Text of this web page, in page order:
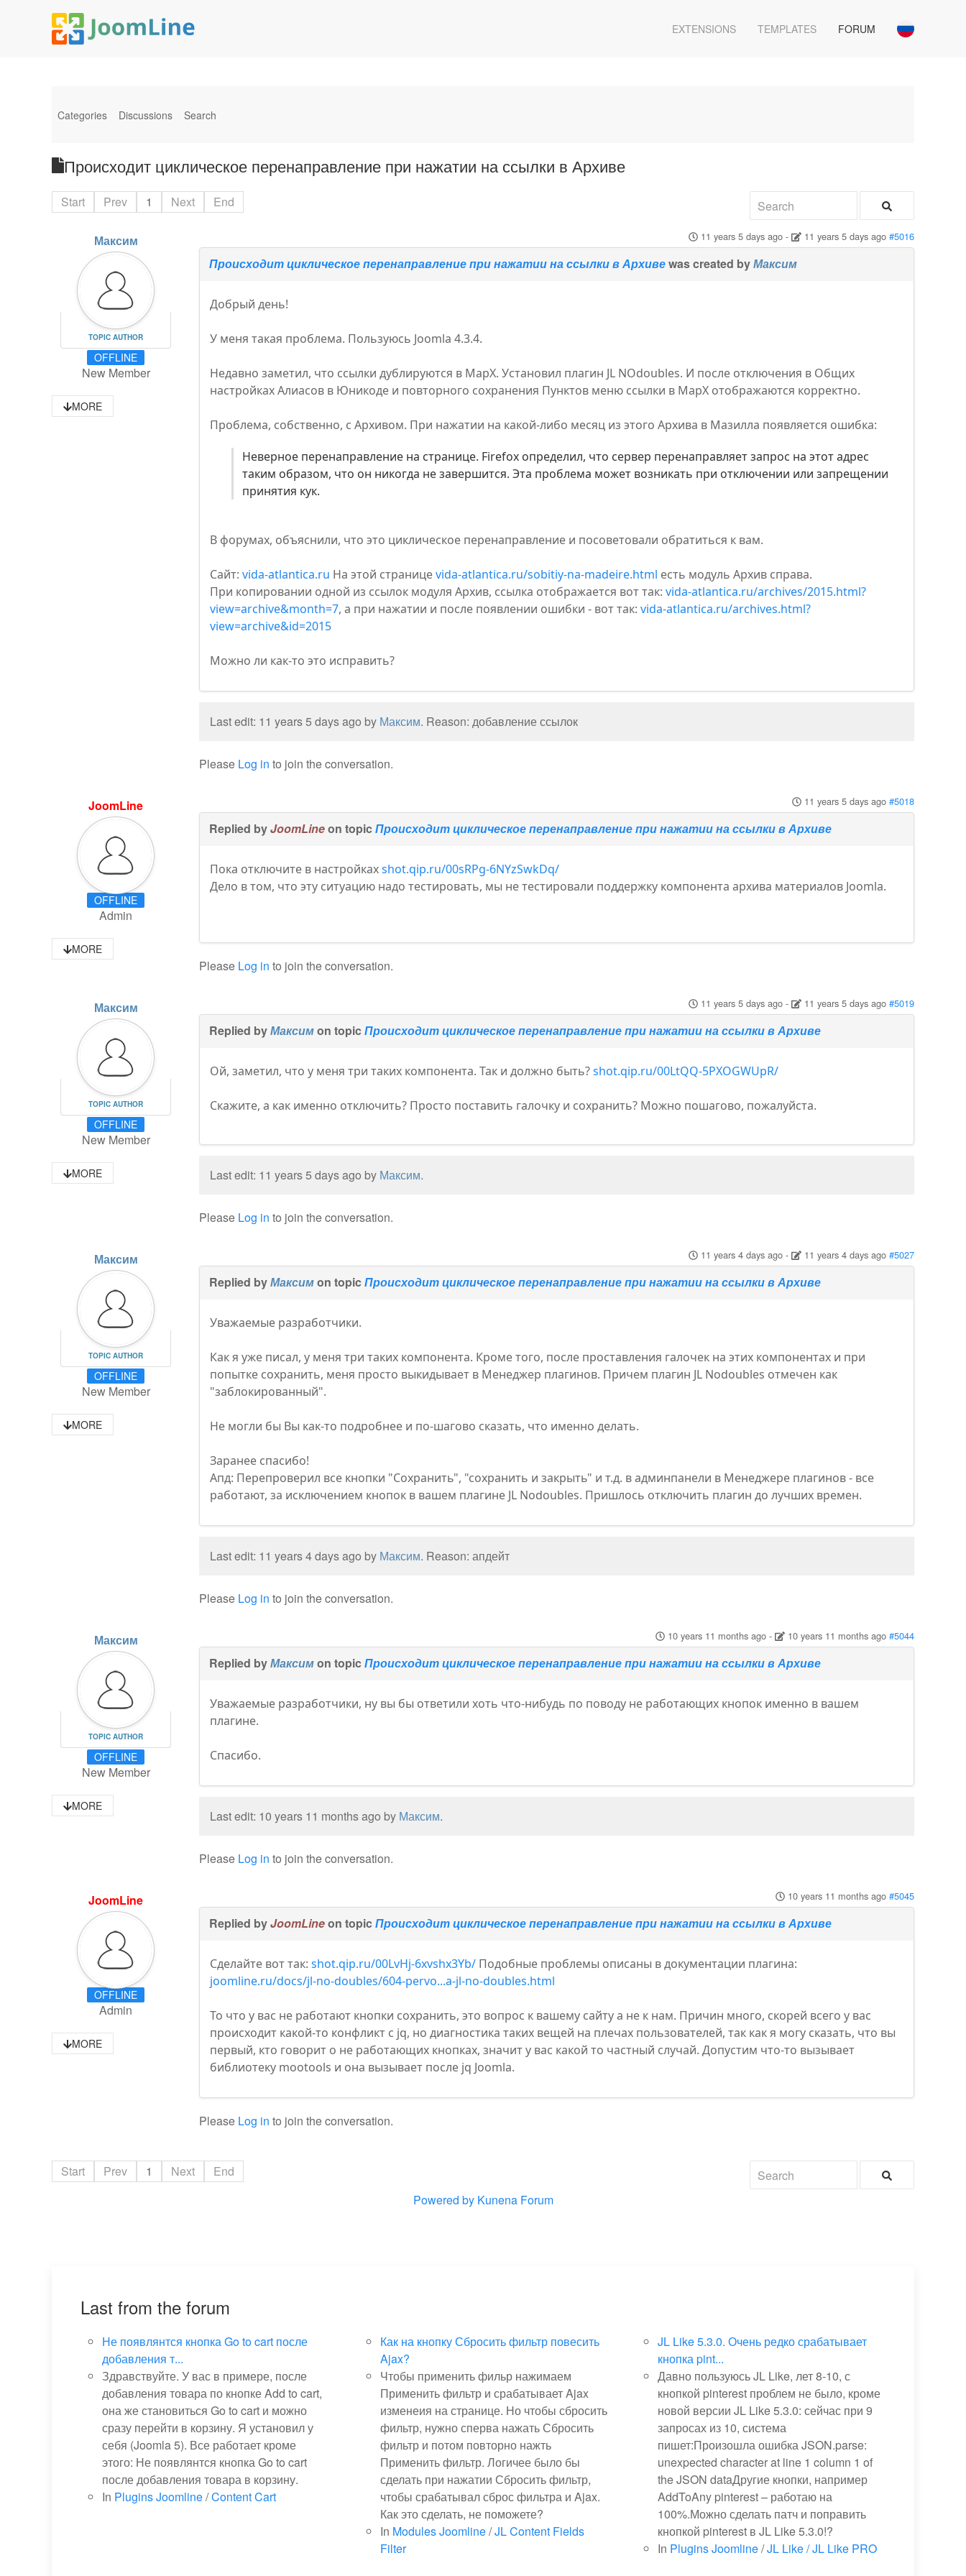
EXTENSIONS TEMPLATES FORUM
Categories Discussions Search
Происходит циклическое перенаправление при нажатии на ссылки в Архиве
Start Prev 1 Next End
Максим
TOPIC AUTHOR
OFFLINE
New Member
MORE
11 years 5 days ago- 11 years 5 days ago #5016
Происходит циклическое перенаправление при нажатии на ссылки в Архивеwas created byМаксим
Добрый день!
У меня такая проблема. Пользуюсь Joomla 4.3.4.
Недавно заметил, что ссылки дублируются в MapX. Установил плагин JL NOdoubles. И после отключения в Общих
настройках Алиасов в Юникоде и повторного сохранения Пунктов меню ссылки в MapX отображаются корректно.
Проблема, собственно, с Архивом. При нажатии на какой-либо месяц из этого Архива в Мазилла появляется ошибка:
Неверное перенаправление на странице. Firefox определил, что сервер перенаправляет запрос на этот адрес
таким образом, что он никогда не завершится. Эта проблема может возникать при отключении или запрещении
принятия кук.
В форумах, объяснили, что это циклическое перенаправление и посоветовали обратиться к вам.
Сайт:vida-atlantica.ru На этой страницеvida-atlantica.ru/sobitiy-na-madeire.html есть модуль Архив справа.
При копировании одной из ссылок модуля Архив, ссылка отображается вот так:vida-atlantica.ru/archives/2015.html?
view=archive&month=7, а при нажатии и после появлении ошибки - вот так:vida-atlantica.ru/archives.html?
view=archive&id=2015
Можно ли как-то это исправить?
Last edit: 11 years 5 days ago by Максим. Reason: добавление ссылок
Please Log in to join the conversation.
JoomLine
OFFLINE
Admin
MORE
11 years 5 days ago #5018
Replied byJoomLineon topicПроисходит циклическое перенаправление при нажатии на ссылки в Архиве
Пока отключите в настройкахshot.qip.ru/00sRPg-6NYzSwkDq/
Дело в том, что эту ситуацию надо тестировать, мы не тестировали поддержку компонента архива материалов Joomla.
Please Log in to join the conversation.
Максим
TOPIC AUTHOR
OFFLINE
New Member
MORE
11 years 5 days ago- 11 years 5 days ago #5019
Replied byМаксимon topicПроисходит циклическое перенаправление при нажатии на ссылки в Архиве
Ой, заметил, что у меня три таких компонента. Так и должно быть?shot.qip.ru/00LtQQ-5PXOGWUpR/
Скажите, а как именно отключить? Просто поставить галочку и сохранить? Можно пошагово, пожалуйста.
Last edit: 11 years 5 days ago by Максим.
Please Log in to join the conversation.
Максим
TOPIC AUTHOR
OFFLINE
New Member
MORE
11 years 4 days ago- 11 years 4 days ago #5027
Replied byМаксимon topicПроисходит циклическое перенаправление при нажатии на ссылки в Архиве
Уважаемые разработчики.
Как я уже писал, у меня три таких компонента. Кроме того, после проставления галочек на этих компонентах и при
попытке сохранить, меня просто выкидывает в Менеджер плагинов. Причем плагин JL Nodoubles отмечен как
"заблокированный".
Не могли бы Вы как-то подробнее и по-шагово сказать, что именно делать.
Заранее спасибо!
Апд: Перепроверил все кнопки "Сохранить", "сохранить и закрыть" и т.д. в админпанели в Менеджере плагинов - все
работают, за исключением кнопок в вашем плагине JL Nodoubles. Пришлось отключить плагин до лучших времен.
Last edit: 11 years 4 days ago by Максим. Reason: апдейт
Please Log in to join the conversation.
Максим
TOPIC AUTHOR
OFFLINE
New Member
MORE
10 years 11 months ago- 10 years 11 months ago #5044
Replied byМаксимon topicПроисходит циклическое перенаправление при нажатии на ссылки в Архиве
Уважаемые разработчики, ну вы бы ответили хоть что-нибудь по поводу не работающих кнопок именно в вашем
плагине.
Спасибо.
Last edit: 10 years 11 months ago by Максим.
Please Log in to join the conversation.
JoomLine
OFFLINE
Admin
MORE
10 years 11 months ago #5045
Replied byJoomLineon topicПроисходит циклическое перенаправление при нажатии на ссылки в Архиве
Сделайте вот так:shot.qip.ru/00LvHj-6xvshx3Yb/ Подобные проблемы описаны в документации плагина:
joomline.ru/docs/jl-no-doubles/604-pervo...a-jl-no-doubles.html
То что у вас не работают кнопки сохранить, это вопрос к вашему сайту а не к нам. Причин много, скорей всего у вас
происходит какой-то конфликт с jq, но диагностика таких вещей на плечах пользователей, так как я могу сказать, что вы
первый, кто говорит о не работающих кнопках, значит у вас какой то частный случай. Допустим что-то вызывает
библиотеку mootools и она вызывает после jq Joomla.
Please Log in to join the conversation.
Start Prev 1 Next
End
Powered by Kunena Forum
Last from the forum
Не появлянтся кнопка Go to cart после
добавления т...
Здравствуйте. У вас в примере, после
добавления товара по кнопке Add to cart,
она же становиться Go to cart и можно
сразу перейти в корзину. Я установил у
себя (Joomla 5). Все работает кроме
этого: Не появлянтся кнопка Go to cart
после добавления товара в корзину.
In Plugins Joomline/Content Cart
Как на кнопку Сбросить фильтр повесить
Ajax?
Чтобы применить фильр нажимаем
Применить фильтр и срабатывает Ajax
изменеия на странице. Но чтобы сбросить
фильтр, нужно сперва нажать Сбросить
фильтр и потом повторно нажть
Применить фильтр. Логичее было бы
сделать при нажатии Сбросить фильтр,
чтобы срабатывал сброс фильтра и Ajax.
Как это сделать, не поможете?
In Modules Joomline/JL Content Fields
Filter
JL Like 5.3.0. Очень редко срабатывает
кнопка pint...
Давно пользуюсь JL Like, лет 8-10, с
кнопкой pinterest проблем не было, кроме
новой версии JL Like 5.3.0: сейчас при 9
запросах из 10, система
пишет:Произошла ошибка JSON.parse:
unexpected character at line 1 column 1 of
the JSON dataДругие кнопки, например
AddToAny pinterest – работаю на
100%.Можно сделать патч и поправить
кнопкой pinterest в JL Like 5.3.0!?
In Plugins Joomline/JL Like / JL Like PRO